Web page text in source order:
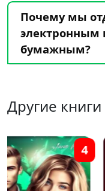
Почему мы
электронным
бумажным?
Другие